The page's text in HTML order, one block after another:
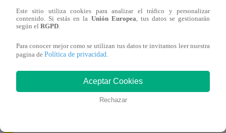
Los Cuatro Finalistas Baile 27 de octubre
completo
También te puede
Este sitio utiliza cookies para analizar el tráfico y personalizar
contenido. Si estás en la Unión Europea, tus datos se gestionarán
según el RGPD.
Para conocer mejor como se utilizan tus datos te invitamos leer nuestra
pagina de Política de privacidad.
Aceptar Cookies
Rechazar